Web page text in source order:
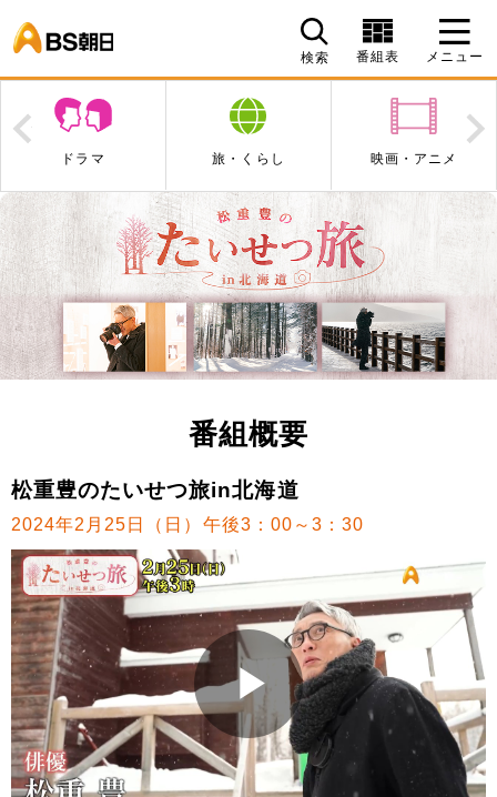
検索 番組表 メニュー
ドラマ 旅・くらし 映画・アニメ
Prev
番組概要
松重豊のたいせつ旅in北海道
2024年2月25日（日）午後3：00～3：30